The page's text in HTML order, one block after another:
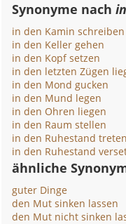
Synonyme nach
in den Kamin schreiben
in den Keller gehen
in den Kopf setzen
in den letzten Zügen
in den Mond gucken
in den Mund legen
in den Ohren liegen
in den Raum stellen
in den Ruhestand treten
in den Ruhestand
ähnliche
guter Dinge
den Mut sinken lassen
den Mut nicht sinken